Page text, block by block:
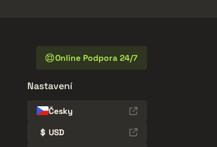
Online Podpora 24/7
Nastavení
Česky
$ USD